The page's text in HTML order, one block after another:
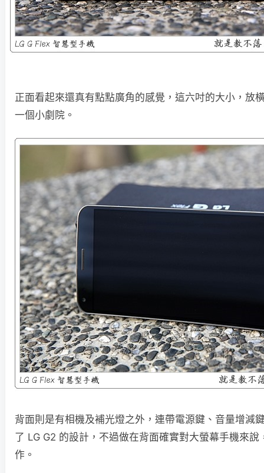
正面看起來還真有點點廣角的感覺，這六吋的大小，放
一個小劇院。
背面則是有相機及補光燈之外，連帶電源鍵、音量增減
了 LG G2 的設計，不過做在背面確實對大螢幕手機來說
作。